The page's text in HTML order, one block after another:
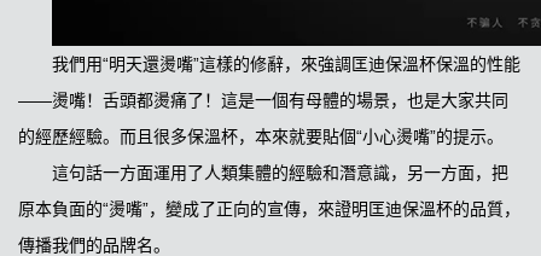
我們用“明天還燙嘴”這樣的修辭，來強調匡迪保溫杯保溫的性能
——燙嘴！舌頭都燙痛了！這是一個有母體的場景，也是大家共同
的經歷經驗。而且很多保溫杯，本來就要貼個“小心燙嘴”的提示。
這句話一方面運用了人類集體的經驗和潛意識，另一方面，把
原本負面的“燙嘴”，變成了正向的宣傳，來證明匡迪保溫杯的品質，
傳播我們的品牌名。